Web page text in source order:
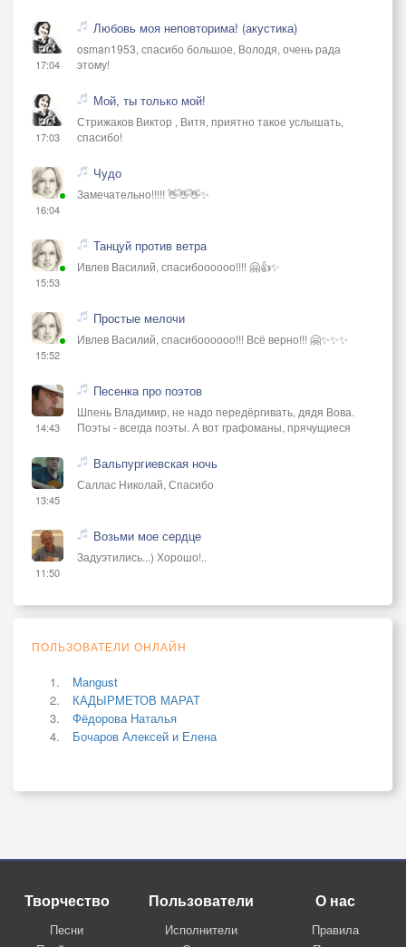
17:04
Любовь моя неповторима! (акустика)
osman1953, спасибо большое, Володя, очень рада
этому!
17:03
Мой, ты только мой!
Стрижаков Виктор , Витя, приятно такое услышать,
спасибо!
16:04
Чудо
Замечательно!!!!! 👋👋👋✨
15:53
Танцуй против ветра
Ивлев Василий, спасибоооооо!!!! 🤗👍✨
15:52
Простые мелочи
Ивлев Василий, спасибоооооо!!! Всё верно!!! 🤗✨✨✨
14:43
Песенка про поэтов
Шпень Владимир, не надо передёргивать, дядя Вова.
Поэты - всегда поэты. А вот графоманы, прячущиеся
13:45
Вальпургиевская ночь
Саллас Николай, Спасибо
11:50
Возьми мое сердце
Задуэтились...) Хорошо!..
ПОЛЬЗОВАТЕЛИ ОНЛАЙН
Mangust
КАДЫРМЕТОВ МАРАТ
Фёдорова Наталья
Бочаров Алексей и Елена
Творчество
Песни
Пользователи
Исполнители
О нас
Правила